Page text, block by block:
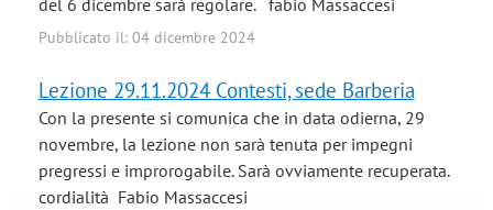
Pubblicato il: 04 dicembre 2024
Lezione 29.11.2024 Contesti, sede Barberia
Con la presente si comunica che in data odierna, 29
novembre, la lezione non sarà tenuta per impegni
pregressi e improrogabile. Sarà ovviamente recuperata.
cordialità Fabio Massaccesi